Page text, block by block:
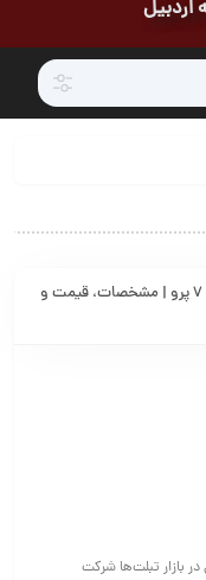
اردبیل
بررسی کامل تبلت‌های شیائومی پد ۷ و پد ۷ پرو | مشخصات، قیمت و
۷ پرو: رقابت جدی در بازار تبلت‌ها شرکت